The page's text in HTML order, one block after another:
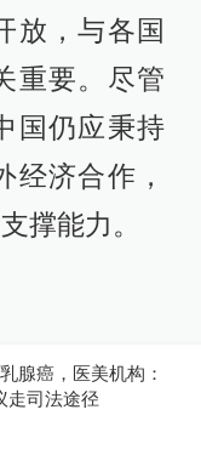
放，与各国
重要。尽管
国仍应秉持
经济合作，
撑能力。
好的和最坏
后，美国和
腺癌，医美机构：
走司法途径